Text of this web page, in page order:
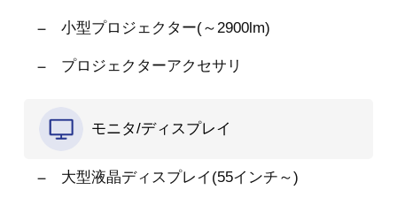
小型プロジェクター(～2900lm)
プロジェクターアクセサリ
モニタ/ディスプレイ
大型液晶ディスプレイ(55インチ～)